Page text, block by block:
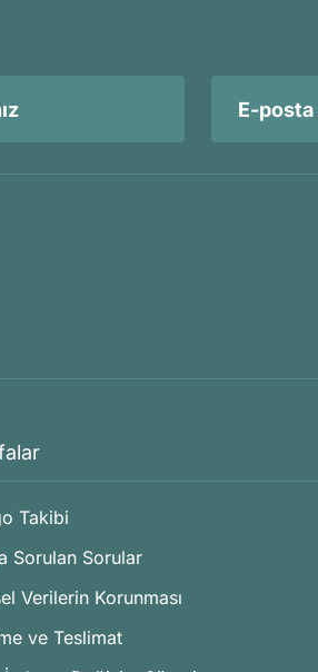
Takibi
Sorulan Sorular
Verilerin Korunması
ve Teslimat